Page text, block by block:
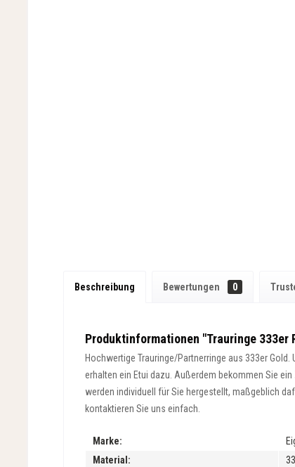
Beschreibung Bewertungen 0
Produktinformationen "Trauringe
Hochwertige Trauringe/Partnerringe aus 333er
erhalten ein Etui dazu. Außerdem bekommen Sie
werden individuell für Sie hergestellt, maßgeblich
kontaktieren Sie uns einfach.
Marke:
Material: